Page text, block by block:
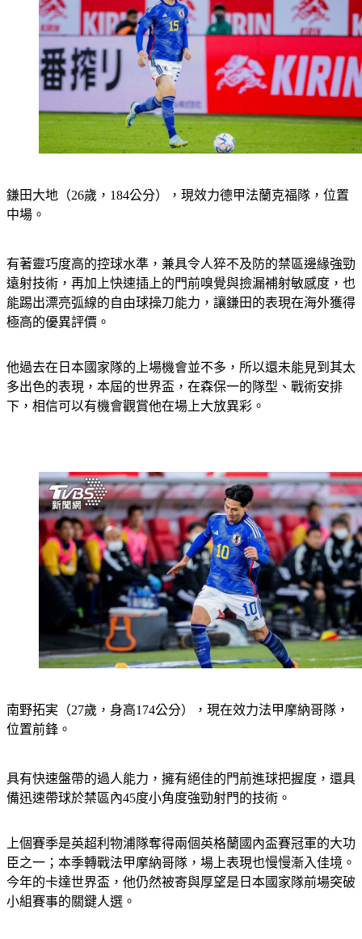
鎌田大地 （26歲，184公分），現效力德甲法蘭克福隊，位置
中場。
有著靈巧度高的控球水準，兼具令人猝不及防的禁區邊緣強勁
遠射技術，再加上快速插上的門前嗅覺與撿漏補射敏感度，也
能踢出漂亮弧線的自由球操刀能力，讓鎌田的表現在海外獲得
極高的優異評價。
他過去在日本國家隊的上場機會並不多，所以還未能見到其太
多出色的表現，本屆的世界盃，在森保一的隊型、戰術安排
下，相信可以有機會觀賞他在場上大放異彩。
南野拓実 （27歲，身高174公分），現在效力法甲摩納哥隊，
位置前鋒。
具有快速盤帶的過人能力，擁有絕佳的門前進球把握度，還具
備迅速帶球於禁區內45度小角度強勁射門的技術。
上個賽季是英超利物浦隊奪得兩個英格蘭國內盃賽冠軍的大功
臣之一；本季轉戰法甲摩納哥隊，場上表現也慢慢漸入佳境。
今年的卡達世界盃，他仍然被寄與厚望是日本國家隊前場突破
小組賽事的關鍵人選。